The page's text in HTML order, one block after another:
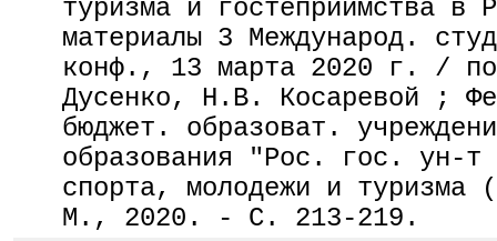
туризма и гостеприимства в
материалы 3 Международ.
конф., 13 марта 2020 г. /
Дусенко, Н.В. Косаревой ;
бюджет. образоват.
образования "Рос. гос. ун-т
спорта, молодежи и
М., 2020. - С. 213-219.